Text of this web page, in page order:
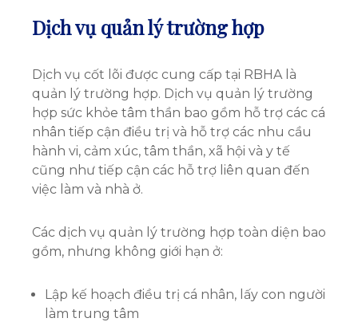
Dịch vụ quản lý trường hợp
Dịch vụ cốt lõi được cung cấp tại RBHA là
quản lý trường hợp. Dịch vụ quản lý trường
hợp sức khỏe tâm thần bao gồm hỗ trợ các cá
nhân tiếp cận điều trị và hỗ trợ các nhu cầu
hành vi, cảm xúc, tâm thần, xã hội và y tế
cũng như tiếp cận các hỗ trợ liên quan đến
việc làm và nhà ở.
Các dịch vụ quản lý trường hợp toàn diện bao
gồm, nhưng không giới hạn ở:
Lập kế hoạch điều trị cá nhân, lấy con người
làm trung tâm